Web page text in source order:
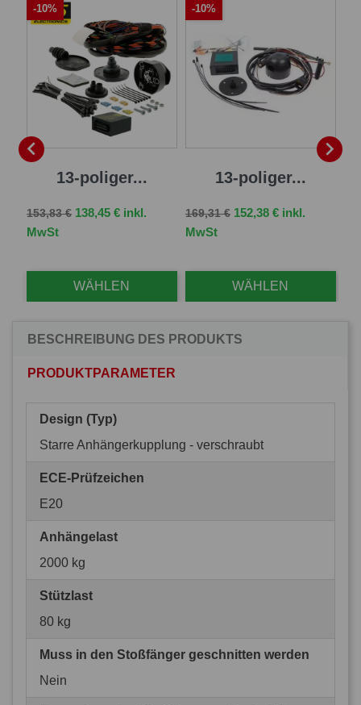

13-poliger...
Verkaufspreis
153,83 € Preis
138,45 € inkl.
MwSt
WÄHLEN
-10%
13-poliger...
Verkaufspreis
169,31 € Preis
152,38 € inkl.
MwSt
WÄHLEN
-10%

BESCHREIBUNG DES PRODUKTS
PRODUKTPARAMETER
Design (Typ)
Starre Anhängerkupplung - verschraubt
ECE-Prüfzeichen
E20
Anhängelast
2000 kg
Stützlast
80 kg
Muss in den Stoßfänger geschnitten werden
Nein